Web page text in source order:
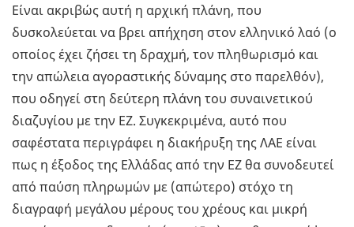
Είναι ακριβώς αυτή η αρχική πλάνη, που
δυσκολεύεται να βρει απήχηση στον ελληνικό λαό (ο
οποίος έχει ζήσει τη δραχμή, τον πληθωρισμό και
την απώλεια αγοραστικής δύναμης στο παρελθόν),
που οδηγεί στη δεύτερη πλάνη του συναινετικού
διαζυγίου με την ΕΖ. Συγκεκριμένα, αυτό που
σαφέστατα περιγράφει η διακήρυξη της ΛΑΕ είναι
πως η έξοδος της Ελλάδας από την ΕΖ θα συνοδευτεί
από παύση πληρωμών με (απώτερο) στόχο τη
διαγραφή μεγάλου μέρους του χρέους και μικρή